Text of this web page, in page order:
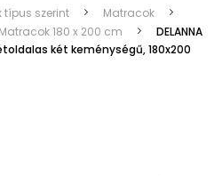
típus szerint
Matracok
Matracok 180 x 200 cm
DELANNA
két keménységű, 180x200